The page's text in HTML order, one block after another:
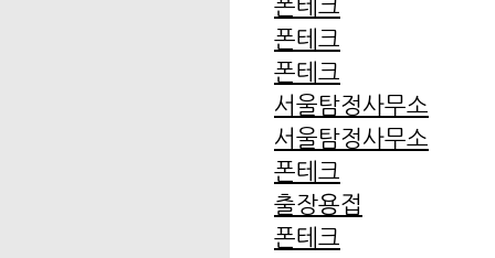
폰테크
폰테크
폰테크
서울탐정사무소
서울탐정사무소
폰테크
출장용접
폰테크